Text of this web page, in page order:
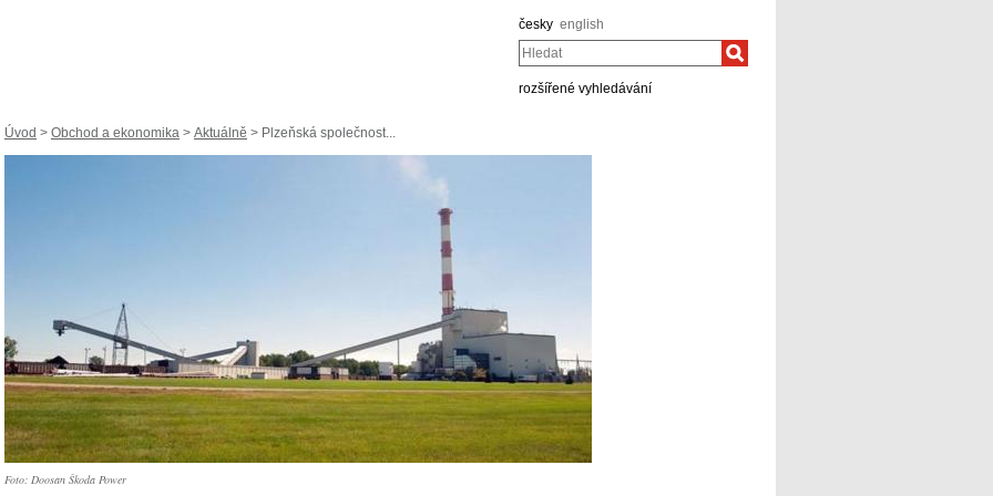
česky english
Hledat
rozšířené vyhledávání
Úvod > Obchod a ekonomika > Aktuálně > Plzeňská společnost...
Foto: Doosan Škoda Power